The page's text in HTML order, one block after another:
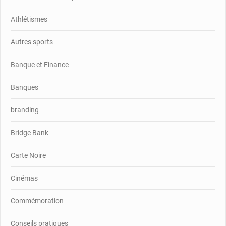
Athlétismes
Autres sports
Banque et Finance
Banques
branding
Bridge Bank
Carte Noire
Cinémas
Commémoration
Conseils pratiques